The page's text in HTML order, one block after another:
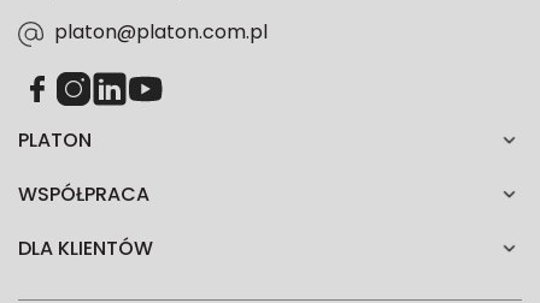
PLATON
WSPÓŁPRACA
DLA KLIENTÓW
platon@platon.com.pl